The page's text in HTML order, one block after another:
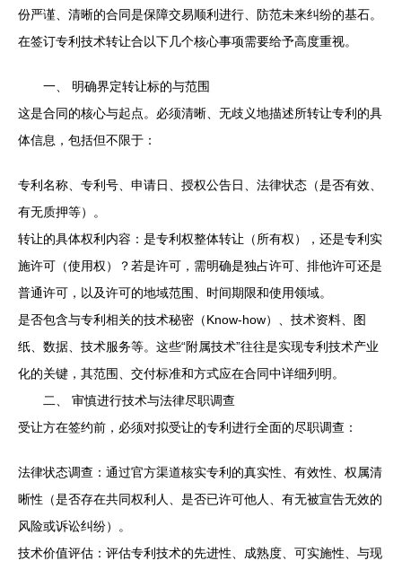
份严谨、清晰的合同是保障交易顺利进行、防范未来纠纷的基石。
在签订专利技术转让合以下几个核心事项需要给予高度重视。
一、 明确界定转让标的与范围
这是合同的核心与起点。必须清晰、无歧义地描述所转让专利的具
体信息，包括但不限于：
专利名称、专利号、申请日、授权公告日、法律状态（是否有效、
有无质押等）。
转让的具体权利内容：是专利权整体转让（所有权），还是专利实
施许可（使用权）？若是许可，需明确是独占许可、排他许可还是
普通许可，以及许可的地域范围、时间期限和使用领域。
是否包含与专利相关的技术秘密（Know-how）、技术资料、图
纸、数据、技术服务等。这些“附属技术”往往是实现专利技术产业
化的关键，其范围、交付标准和方式应在合同中详细列明。
二、 审慎进行技术与法律尽职调查
受让方在签约前，必须对拟受让的专利进行全面的尽职调查：
法律状态调查：通过官方渠道核实专利的真实性、有效性、权属清
晰性（是否存在共同权利人、是否已许可他人、有无被宣告无效的
风险或诉讼纠纷）。
技术价值评估：评估专利技术的先进性、成熟度、可实施性、与现